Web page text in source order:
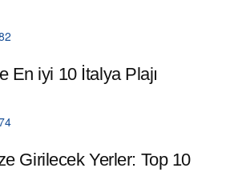
En iyi 10 İtalya Plajı
Girilecek Yerler: Top 10